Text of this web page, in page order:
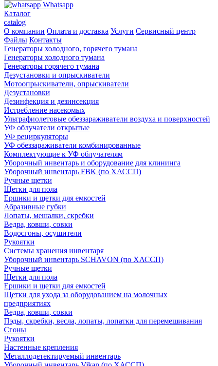
Whatsapp
Каталог
catalog
О компании Оплата и доставка Услуги Сервисный центр
Файлы Контакты
Генераторы холодного, горячего тумана
Генераторы холодного тумана
Генераторы горячего тумана
Дезустановки и опрыскиватели
Мотоопрыскиватели, опрыскиватели
Дезустановки
Дезинфекция и дезинсекция
Истребление насекомых
Ультрафиолетовые обеззараживатели воздуха и поверхностей
УФ облучатели открытые
УФ рециркуляторы
УФ обеззараживатели комбинированные
Комплектующие к УФ облучателям
Уборочный инвентарь и оборудование для клининга
Уборочный инвентарь FBK (по ХАССП)
Ручные щетки
Щетки для пола
Ершики и щетки для емкостей
Абразивные губки
Лопаты, мешалки, скребки
Ведра, ковши, совки
Водосгоны, осушители
Рукоятки
Системы хранения инвентаря
Уборочный инвентарь SCHAVON (по ХАССП)
Ручные щетки
Щетки для пола
Ершики и щетки для емкостей
Щетки для ухода за оборудованием на молочных
предприятиях
Ведра, ковши, совки
Пэды, скребки, весла, лопаты, лопатки для перемешивания
Сгоны
Рукоятки
Настенные крепления
Металлодетектируемый инвентарь